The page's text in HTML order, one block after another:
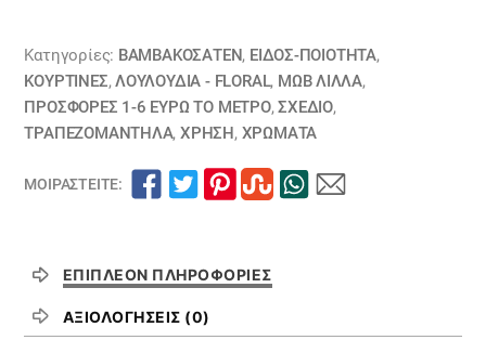
Κατηγορίες: ΒΑΜΒΑΚΟΣΑΤΈΝ, ΕΙΔΟΣ-ΠΟΙΟΤΗΤΑ,
ΚΟΥΡΤΊΝΕΣ,ΛΟΥΛΟΎΔΙΑ - FLORAL, ΜΩΒ ΛΙΛΛΆ,
ΠΡΟΣΦΟΡΕΣ 1-6 ΕΥΡΩ ΤΟ ΜΕΤΡΟ,ΣΧΕΔΙΟ,
ΤΡΑΠΕΖΟΜΆΝΤΗΛΑ,ΧΡΗΣΗ, ΧΡΏΜΑΤΑ
ΜΟΙΡΑΣΤΕΊΤΕ:
ΕΠΙΠΛΈΟΝ ΠΛΗΡΟΦΟΡΊΕΣ
ΑΞΙΟΛΟΓΉΣΕΙΣ (0)